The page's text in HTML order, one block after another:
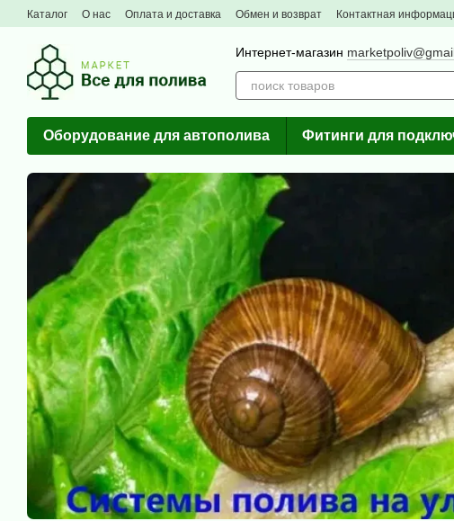
Перейти к основному контенту
Каталог О нас Оплата и доставка Обмен и возврат Контактная
Интернет-магазин
Оборудование для автополива Фитинги для